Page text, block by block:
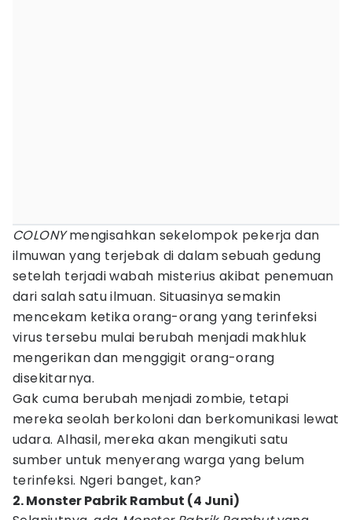
COLONYmengisahkan sekelompok pekerja dan
ilmuwan yang terjebak di dalam sebuah gedung
setelah terjadi wabah misterius akibat penemuan
dari salah satu ilmuan. Situasinya semakin
mencekam ketika orang-orang yang terinfeksi
virus tersebu mulai berubah menjadi makhluk
mengerikan dan menggigit orang-orang
disekitarnya.
Gak cuma berubah menjadi zombie, tetapi
mereka seolah berkoloni dan berkomunikasi lewat
udara. Alhasil, mereka akan mengikuti satu
sumber untuk menyerang warga yang belum
terinfeksi. Ngeri banget, kan?
2. Monster Pabrik Rambut (4 Juni)